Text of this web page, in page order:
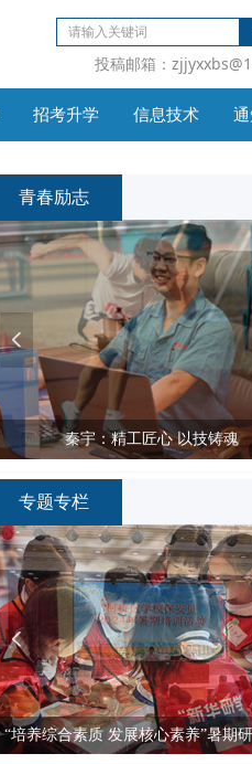
投稿邮箱：
招考升学 信息技术
青春励志
秦宇：精工匠心 以技铸魂
넳
专题专栏
“培养综合素质 发展核心素养”暑期
넳